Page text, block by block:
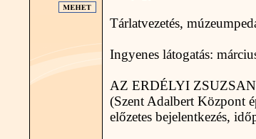
Tárlatvezetés,
Ingyenes látogatás:
AZ ERDÉLYI
(Szent Adalbert Központ
előzetes bejelentkezés,